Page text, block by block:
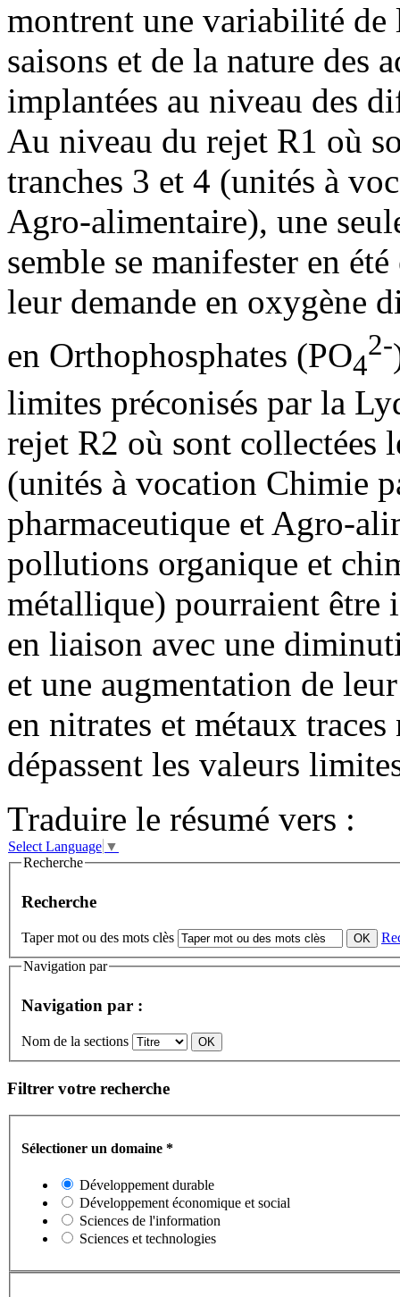
montrent une variabilité
saisons et de la nature des
implantées au niveau des
Au niveau du rejet R1 où
tranches 3 et 4 (unités à
Agro-alimentaire), une
semble se manifester en
leur demande en oxygène
en Orthophosphates (PO4
2-
limites préconisés par la
rejet R2 où sont collectées
(unités à vocation Chimie
pharmaceutique et Agro-
pollutions organique et
métallique) pourraient être
en liaison avec une
et une augmentation de
en nitrates et métaux
dépassent les valeurs
Traduire le résumé vers :
Select Language ▼
Recherche
Recherche
Taper mot ou des mots clès
Navigation par
Navigation par :
Nom de la sections
Filtrer votre recherche
Sélectioner un domaine *
Développement durable
Développement économique et social
Sciences de l'information
Sciences et technologies